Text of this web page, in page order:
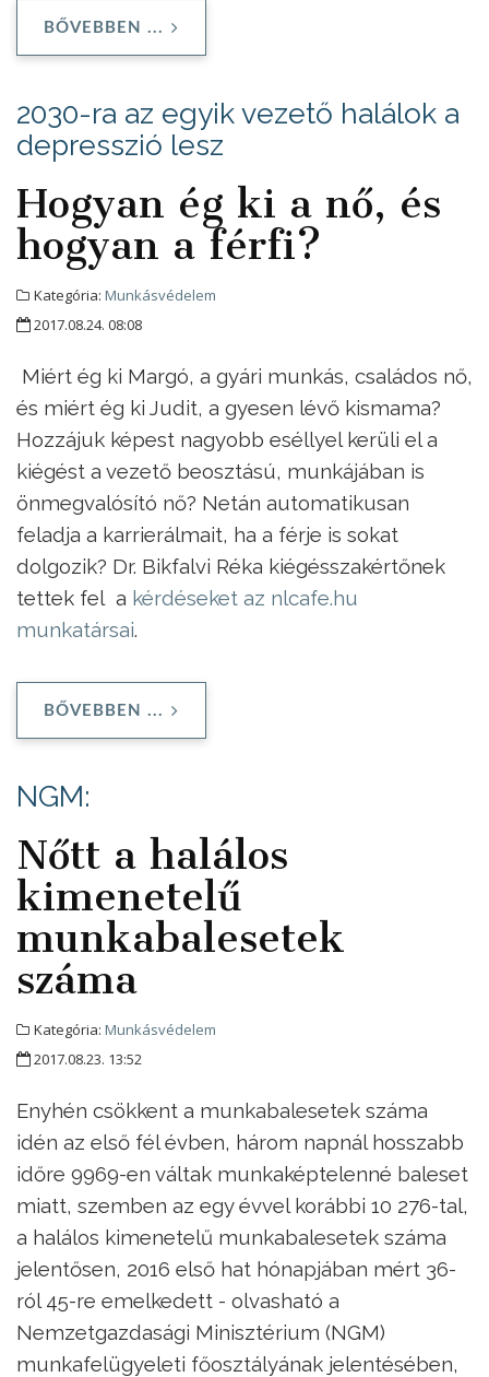
BŐVEBBEN ...
2030-ra az egyik vezető halálok a
depresszió lesz
Hogyan ég ki a nő, és
hogyan a férfi?
Kategória: Munkásvédelem
2017.08.24. 08:08
Miért ég ki Margó, a gyári munkás, családos nő,
és miért ég ki Judit, a gyesen lévő kismama?
Hozzájuk képest nagyobb eséllyel kerüli el a
kiégést a vezető beosztású, munkájában is
önmegvalósító nő? Netán automatikusan
feladja a karrierálmait, ha a férje is sokat
dolgozik? Dr. Bikfalvi Réka kiégésszakértőnek
tettek fel a kérdéseket az nlcafe.hu
munkatársai.
BŐVEBBEN ...
NGM:
Nőtt a halálos
kimenetelű
munkabalesetek
száma
Kategória: Munkásvédelem
2017.08.23. 13:52
Enyhén csökkent a munkabalesetek száma
idén az első fél évben, három napnál hosszabb
időre 9969-en váltak munkaképtelenné baleset
miatt, szemben az egy évvel korábbi 10 276-tal,
a halálos kimenetelű munkabalesetek száma
jelentősen, 2016 első hat hónapjában mért 36-
ról 45-re emelkedett - olvasható a
Nemzetgazdasági Minisztérium (NGM)
munkafelügyeleti főosztályának jelentésében,